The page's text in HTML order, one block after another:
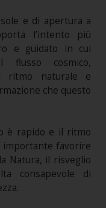
e di apertura a
l’intento più
e guidato in cui
flusso cosmico,
ritmo naturale e
che questo
è rapido e il ritmo
importante favorire
Natura, il risveglio
consapevole di